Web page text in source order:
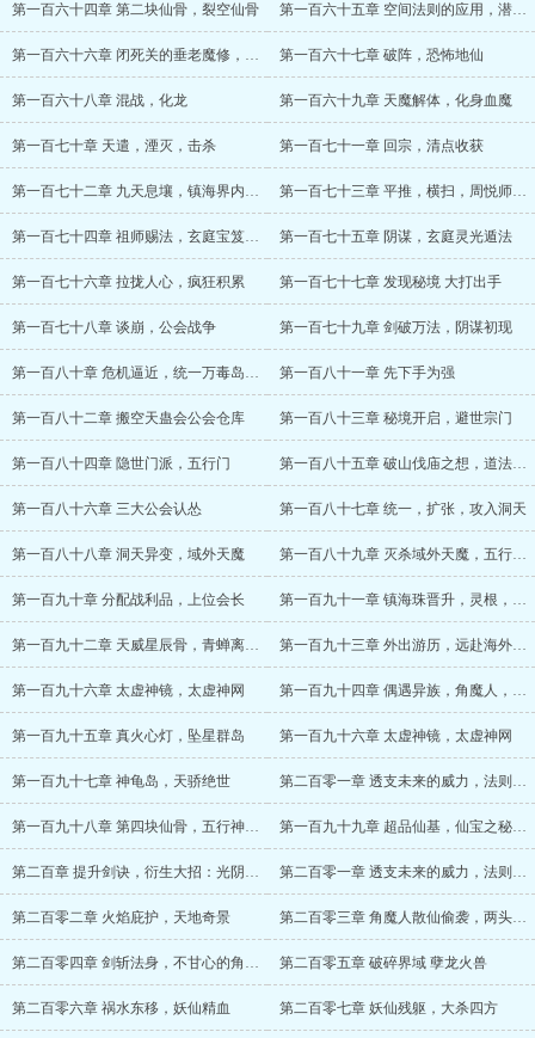
第一百六十四章 第二块仙骨，裂空仙骨 第一百六十五章 空间法则的应用，潜入血煞门
第一百六十六章 闭死关的垂老魔修，令人咂舌的收入 第一百六十七章 破阵，恐怖地仙
第一百六十八章 混战，化龙 第一百六十九章 天魔解体，化身血魔
第一百七十章 天遣，湮灭，击杀 第一百七十一章 回宗，清点收获
第一百七十二章 九天息壤，镇海界内造陆 第一百七十三章 平推，横扫，周悦师姐的震惊
第一百七十四章 祖师赐法，玄庭宝笈，半部天书 第一百七十五章 阴谋，玄庭灵光遁法
第一百七十六章 拉拢人心，疯狂积累 第一百七十七章 发现秘境 大打出手
第一百七十八章 谈崩，公会战争 第一百七十九章 剑破万法，阴谋初现
第一百八十章 危机逼近，统一万毒岛的契机 第一百八十一章 先下手为强
第一百八十二章 搬空天蛊会公会仓库 第一百八十三章 秘境开启，避世宗门
第一百八十四章 隐世门派，五行门 第一百八十五章 破山伐庙之想，道法母本的可能
第一百八十六章 三大公会认怂 第一百八十七章 统一，扩张，攻入洞天
第一百八十八章 洞天异变，域外天魔 第一百八十九章 灭杀域外天魔，五行真经母本
第一百九十章 分配战利品，上位会长 第一百九十一章 镇海珠晋升，灵根，沧海筑基
第一百九十二章 天威星辰骨，青蝉离去（求月票） 第一百九十三章 外出游历，远赴海外（求月票）
第一百九十六章 太虚神镜，太虚神网 第一百九十四章 偶遇异族，角魔人，首战散仙
第一百九十五章 真火心灯，坠星群岛 第一百九十六章 太虚神镜，太虚神网
第一百九十七章 神龟岛，天骄绝世 第二百零一章 透支未来的威力，法则怪的变态
第一百九十八章 第四块仙骨，五行神罡骨 第一百九十九章 超品仙基，仙宝之秘，元磁流光骨
第二百章 提升剑诀，衍生大招：光阴之剑——透支未来 第二百零一章 透支未来的威力，法则怪的变态
第二百零二章 火焰庇护，天地奇景 第二百零三章 角魔人散仙偷袭，两头四臂法身
第二百零四章 剑斩法身，不甘心的角魔人散仙 第二百零五章 破碎界域 孽龙火兽
第二百零六章 祸水东移，妖仙精血 第二百零七章 妖仙残躯，大杀四方